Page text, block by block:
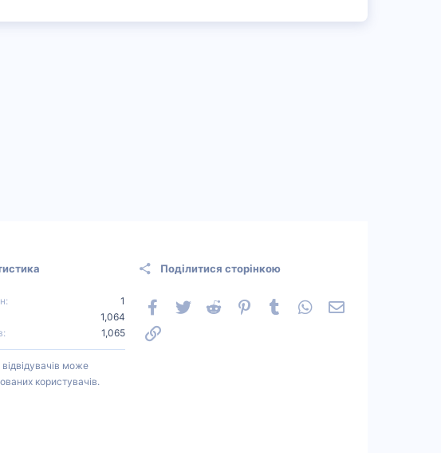
1
1,064
1,065
відвідувачів може
користувачів.
Поділитися сторінкою
FacebookTwitter Reddit PinterestTumblr WhatsApp